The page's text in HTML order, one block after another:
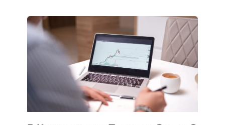
FINANCE
&
TECHNOLOGY
FORUM